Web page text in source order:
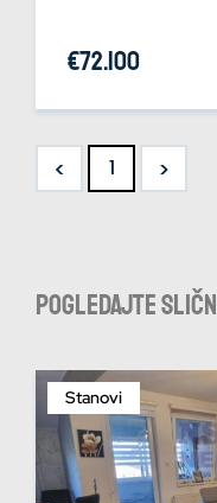
€72.100
< 1 >
Pogledajte
Stanovi